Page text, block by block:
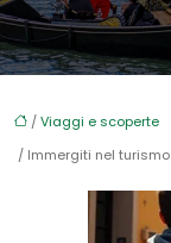
/Viaggi e scoperte
/ Immergiti nel